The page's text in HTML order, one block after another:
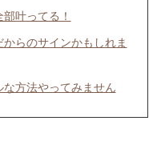
叶ってる！
らのサインかもしれま
方法やってみません